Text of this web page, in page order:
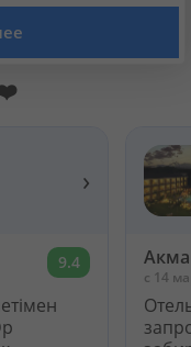
›
9.4
c 14